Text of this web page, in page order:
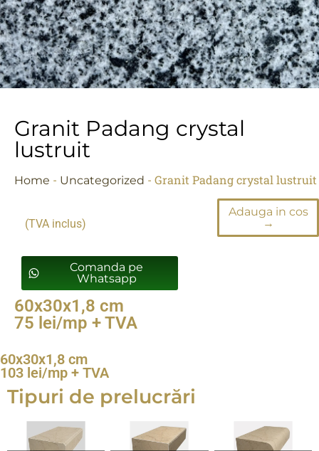
Granit Padang crystal
lustruit
Home - Uncategorized - Granit Padang crystal lustruit
(TVA inclus)
Adauga in cos
→
Comanda pe
Whatsapp
60x30x1,8 cm
75 lei/mp + TVA
60x30x1,8 cm
103 lei/mp + TVA
Tipuri de prelucrări